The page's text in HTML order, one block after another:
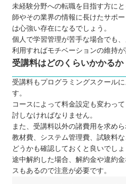
未経験分野への転職を目指す方に
師やその業界の情報に長けたサポ
は心強い存在になるでしょう。
個人で学習管理が苦手な場合でも
利用すればモチベーションの維持が
受講料はどのくらいかかるか
受講料もプログラミングスクール
す。
コースによって料金設定も変わっ
討しなければなりません。
また、受講料以外の諸費用を求めら
教材費、システム管理費、試験料
どうかも確認しておくと良いでしょ
途中解約した場合、解約金や違約
スもあるので注意が必要です。